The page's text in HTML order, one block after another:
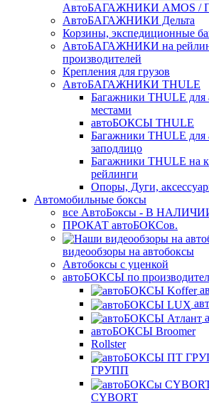
АвтоБАГАЖНИКИ AMOS /
АвтоБАГАЖНИКИ Дельта
Корзины, экспедиционные
АвтоБАГАЖНИКИ на
производителей
Крепления для грузов
АвтоБАГАЖНИКИ THULE
Багажники THULE
местами
автоБОКСЫ THULE
Багажники THULE для
заподлицо
Багажники THULE на
рейлинги
Опоры, Дуги,
Автомобильные боксы
все АвтоБоксы - В
ПРОКАТ автоБОКСов.
видеообзоры на автобоксы
Автобоксы с уценкой
автоБОКСЫ по
автоБОКСЫ Broomer
Rollster
ГРУПП
CYBORT